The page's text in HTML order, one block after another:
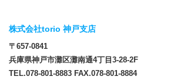
株式会社torio 神戸支店
〒657-0841
兵庫県神戸市灘区灘南通4丁目3-28-2F
TEL.078-801-8883 FAX.078-801-8884